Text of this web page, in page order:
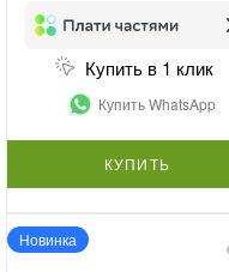
Купить в 1 клик
Купить WhatsApp
КУПИТЬ
Новинка